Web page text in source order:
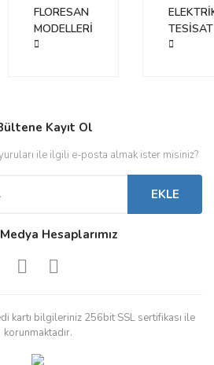
FLORESAN
MODELLERİ
TESİSAT
Kayıt Ol
ile ilgili e-posta almak ister misiniz?
EKLE
Hesaplarımız
kartı bilgileriniz 256bit SSL sertifikası ile
korunmaktadır.